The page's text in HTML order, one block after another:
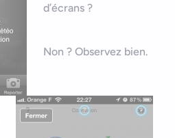
d’écrans ?
Non ? Observez bien.